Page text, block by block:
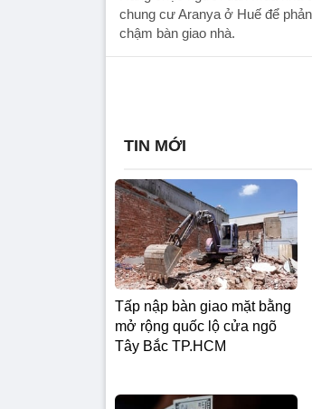
chung cư Aranya ở Huế để
chậm bàn giao nhà.
TIN MỚI
Tấp nập bàn giao mặt bằng
mở rộng quốc lộ cửa ngõ
Tây Bắc TP.HCM